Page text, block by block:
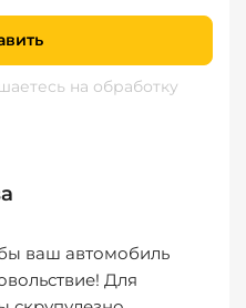
на обработку
ваш автомобиль
Для